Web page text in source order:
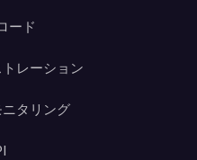
ード
レーション
タリング